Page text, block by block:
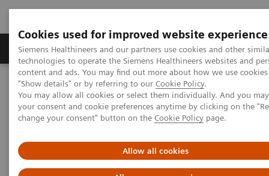
Cookies used for improved website experience
Siemens Healthineers and our partners use cookies and other
technologies to operate the Siemens Healthineers websites and
content and ads. You may find out more about how we use
"Show details" or by referring to our Cookie Policy.
You may allow all cookies or select them individually. And you
your consent and cookie preferences anytime by clicking on the
change your consent" button on the Cookie Policy page.
Allow all cookies
Grupy Produktów O nas Edukacja i
Siemens Healthineers Polska
Diagnostyka laboratoryjna
Atellica Portfolio
Kontakt
Atellica rozdaje karty!
Formularz kontaktowy